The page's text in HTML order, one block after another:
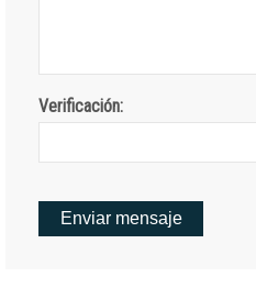
Verificación: